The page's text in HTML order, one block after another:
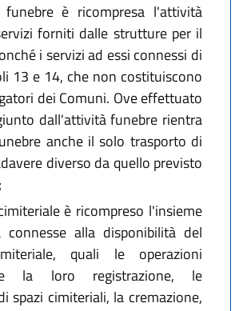
funebre è ricompresa l'attività
forniti dalle strutture per il
i servizi ad essi connessi di
13 e 14, che non costituiscono
dei Comuni. Ove effettuato
dall'attività funebre rientra
anche il solo trasporto di
diverso da quello previsto
è ricompreso l'insieme
alla disponibilità del
quali le operazioni
la loro registrazione, le
spazi cimiteriali, la cremazione,